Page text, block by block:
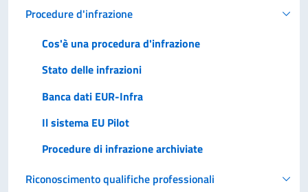
Procedure d'infrazione
Cos'è una procedura d'infrazione
Stato delle infrazioni
Banca dati EUR-Infra
Il sistema EU Pilot
Procedure di infrazione archiviate
Riconoscimento qualifiche professionali